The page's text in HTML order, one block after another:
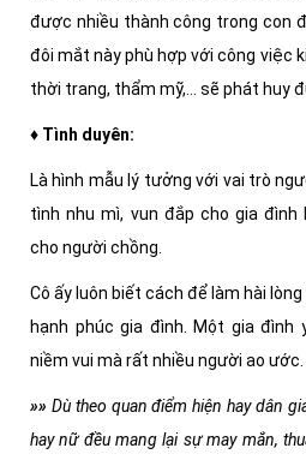
được nhiều thành công trong con
đôi mắt này phù hợp với công việc
thời trang, thẩm mỹ,... sẽ phát huy
♦ Tình duyên:
Là hình mẫu lý tưởng với vai trò
tình nhu mì, vun đắp cho gia đình
cho người chồng.
Cô ấy luôn biết cách để làm hài
hạnh phúc gia đình. Một gia đình
niềm vui mà rất nhiều người ao ước.
»» Dù theo quan điểm hiện hay dân
hay nữ đều mang lại sự may mắn,